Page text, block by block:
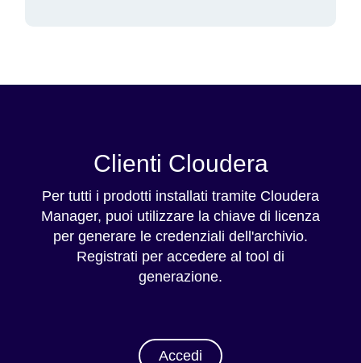
Clienti Cloudera
Per tutti i prodotti installati tramite Cloudera
Manager, puoi utilizzare la chiave di licenza
per generare le credenziali dell'archivio.
Registrati per accedere al tool di
generazione.
Accedi